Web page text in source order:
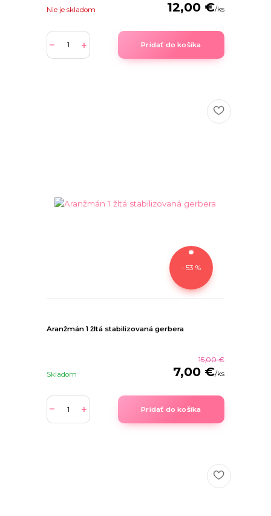
12,00 €/ks
Nie je skladom
Pridať do košíka
- 53 %
Aranžmán 1 žltá stabilizovaná gerbera
15,00 €
7,00 €/ks
Skladom
Pridať do košíka